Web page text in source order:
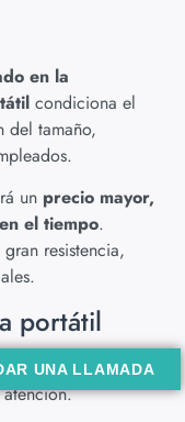
UNA LLAMADA
en la
condiciona el
del tamaño,
un precio mayor,
en el tiempo.
resistencia,
portátil
las mesas para